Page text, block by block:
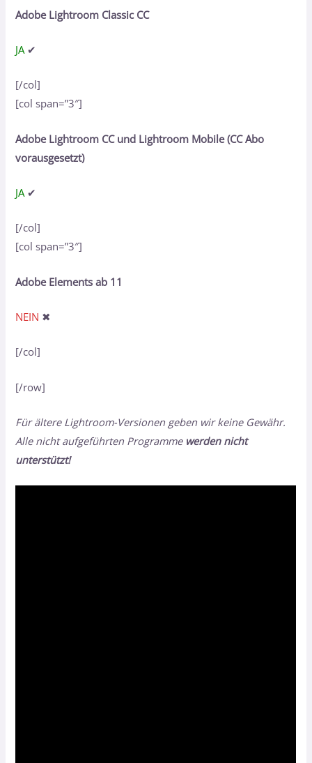
Adobe Lightroom Classic CC
JA ✔
[/col]
[col span=”3″]
Adobe Lightroom CC und Lightroom Mobile (CC Abo
vorausgesetzt)
JA ✔
[/col]
[col span=”3″]
Adobe Elements ab 11
NEIN ✖
[/col]
[/row]
Für ältere Lightroom-Versionen geben wir keine Gewähr.
Alle nicht aufgeführten Programme werden nicht
unterstützt!